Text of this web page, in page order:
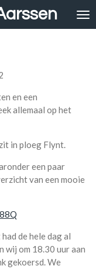
en een
allemaal op het
in ploeg Flynt.
een paar
van een mooie
de hele dag al
wij om 18.30 uur aan
gekoersd. We